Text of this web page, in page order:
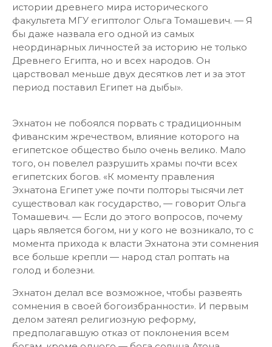
истории древнего мира исторического
факультета МГУ египтолог Ольга Томашевич. — Я
бы даже назвала его одной из самых
неординарных личностей за историю не только
Древнего Египта, но и всех народов. Он
царствовал меньше двух десятков лет и за этот
период поставил Египет на дыбы».
Эхнатон не побоялся порвать с традиционным
фиванским жречеством, влияние которого на
египетское общество было очень велико. Мало
того, он повелел разрушить храмы почти всех
египетских богов. «К моменту правления
Эхнатона Египет уже почти полторы тысячи лет
существовал как государство, — говорит Ольга
Томашевич. — Если до этого вопросов, почему
царь является богом, ни у кого не возникало, то с
момента прихода к власти Эхнатона эти сомнения
все больше крепли — народ стал роптать на
голод и болезни.
Эхнатон делал все возможное, чтобы развеять
сомнения в своей богоизбранности». И первым
делом затеял религиозную реформу,
предполагавшую отказ от поклонения всем